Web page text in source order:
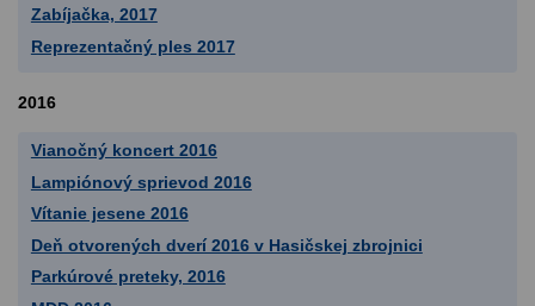
Zabíjačka, 2017
Reprezentačný ples 2017
2016
Vianočný koncert 2016
Lampiónový sprievod 2016
Vítanie jesene 2016
Deň otvorených dverí 2016 v Hasičskej zbrojnici
Parkúrové preteky, 2016